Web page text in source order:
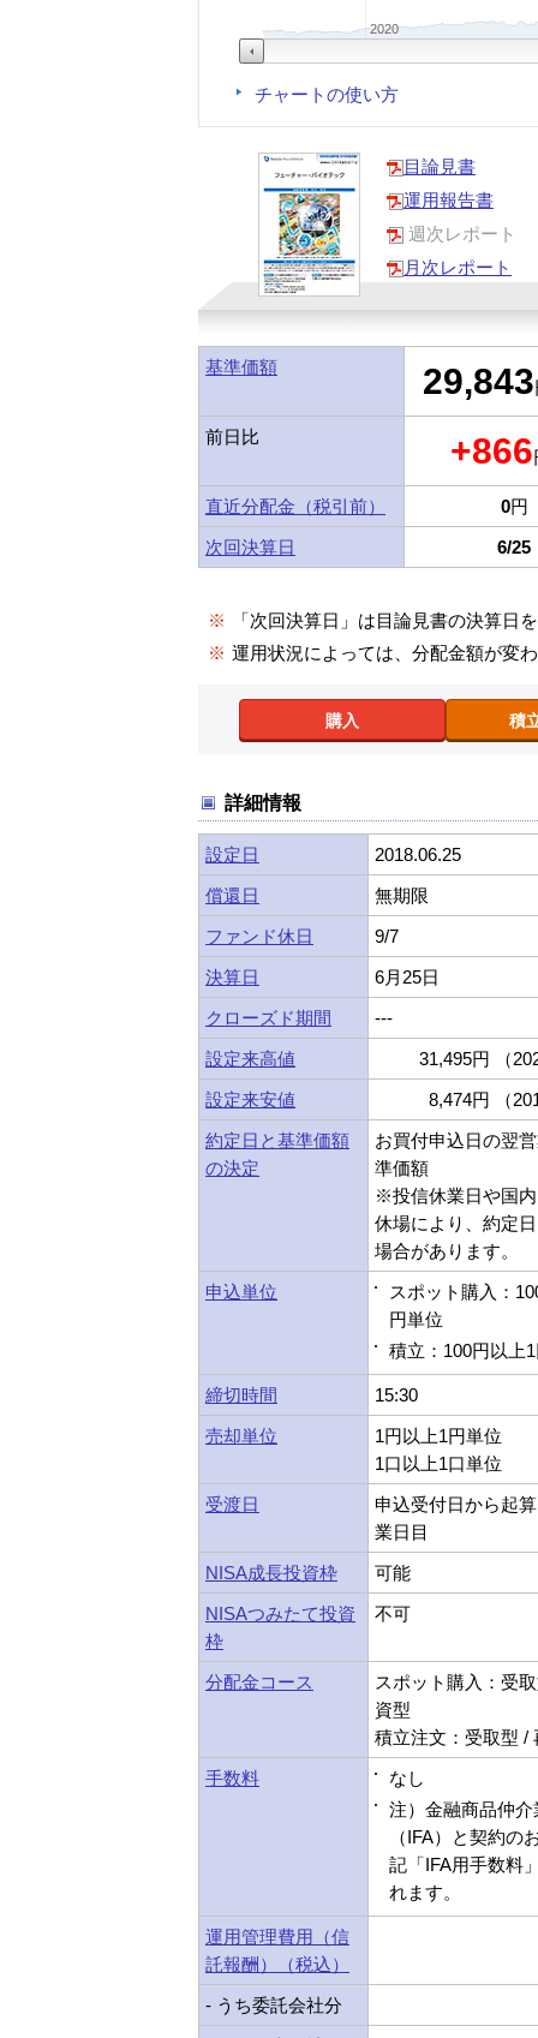
2020
チャートの使い方
目論見書
運用報告書
週次レポート
月次レポート
基準価額 29,843
前日比 +866
直近分配金（税引前） 0円
次回決算日
6/25
※
「次回決算日」は目論見書の決算日
※ 運用状況によっては、分配金額が変
購入 積
詳細情報
設定日
2018.06.25
償還日
無期限
ファンド休日
9/7
決算日
6月25日
クローズド期間
---
設定来高値
31,495円 （
設定来安値
8,474円 （
約定日と基準価額
の決定
お買付申込日の翌
準価額
※投信休業日や国
休場により、約定
場合があります。
申込単位
スポット購入：
円単位
積立：100円以上
締切時間
15:30
売却単位
1円以上1円単位
1口以上1口単位
受渡日
申込受付日から起
業日目
NISA成長投資枠
可能
NISAつみたて投資
枠
不可
分配金コース
スポット購入：受
資型
積立注文：受取型 /
手数料
なし
注）金融商品仲介
（IFA）と契約の
記「IFA用手数料
れます。
運用管理費用（信
託報酬）（税込）
- うち委託会社分